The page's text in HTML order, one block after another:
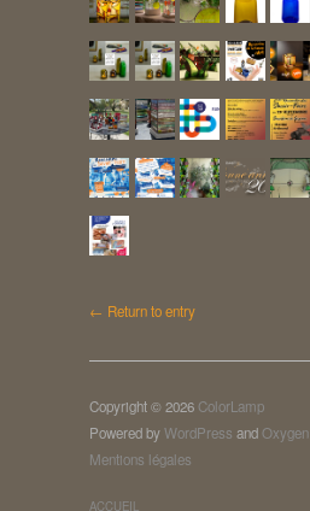
← Return to entry
Copyright © 2026 ColorLamp
Powered byWordPress andOxygen
Mentions légales
ACCUEIL